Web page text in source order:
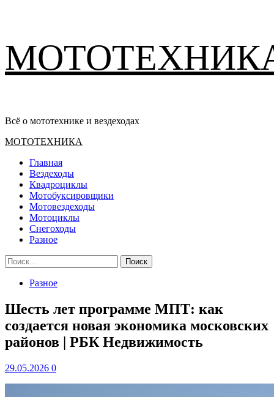
содержимому
Всё о мототехнике и вездеходах
Основное
МОТОТЕХНИКА
Главная
Вездеходы
Квадроциклы
Мотобуксировщики
Мотовездеходы
Мотоциклы
Снегоходы
Разное
Найти:
Разное
Шесть лет программе МПТ: как
создается новая экономика московских
районов | РБК Недвижимость
29.05.2026 0